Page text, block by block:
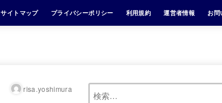
サイトマップ プライバシーポリシー 利用規約 運営者情報 お問
risa.yoshimura